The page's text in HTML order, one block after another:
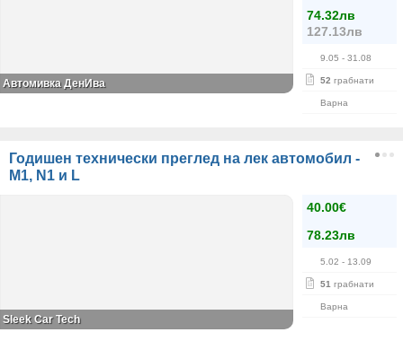
74.32лв
127.13лв
9.05 - 31.08
52 грабнати
Варна
Автомивка ДенИва
Годишен технически преглед на лек автомобил -
M1, N1 и L
40.00€
78.23лв
5.02 - 13.09
51 грабнати
Варна
Sleek Car Tech